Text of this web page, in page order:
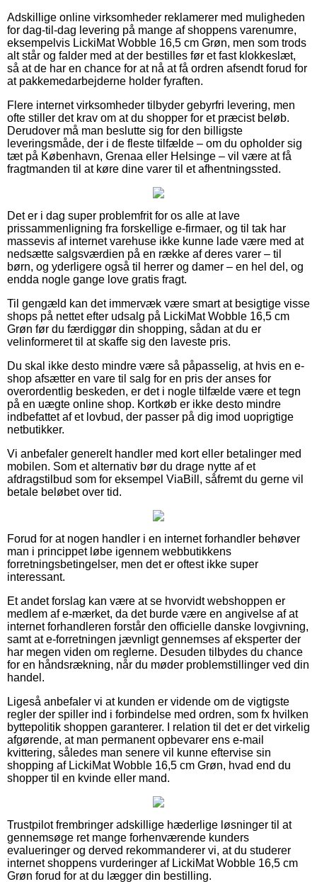
Adskillige online virksomheder reklamerer med muligheden
for dag-til-dag levering på mange af shoppens varenumre,
eksempelvis LickiMat Wobble 16,5 cm Grøn, men som trods
alt står og falder med at der bestilles før et fast klokkeslæt,
så at de har en chance for at nå at få ordren afsendt forud for
at pakkemedarbejderne holder fyraften.
Flere internet virksomheder tilbyder gebyrfri levering, men
ofte stiller det krav om at du shopper for et præcist beløb.
Derudover må man beslutte sig for den billigste
leveringsmåde, der i de fleste tilfælde – om du opholder sig
tæt på København, Grenaa eller Helsinge – vil være at få
fragtmanden til at køre dine varer til et afhentningssted.
Det er i dag super problemfrit for os alle at lave
prissammenligning fra forskellige e-firmaer, og til tak har
massevis af internet varehuse ikke kunne lade være med at
nedsætte salgsværdien på en række af deres varer – til
børn, og yderligere også til herrer og damer – en hel del, og
endda nogle gange love gratis fragt.
Til gengæld kan det immervæk være smart at besigtige visse
shops på nettet efter udsalg på LickiMat Wobble 16,5 cm
Grøn før du færdiggør din shopping, sådan at du er
velinformeret til at skaffe sig den laveste pris.
Du skal ikke desto mindre være så påpasselig, at hvis en e-
shop afsætter en vare til salg for en pris der anses for
overordentlig beskeden, er det i nogle tilfælde være et tegn
på en uægte online shop. Kortkøb er ikke desto mindre
indbefattet af et lovbud, der passer på dig imod uoprigtige
netbutikker.
Vi anbefaler generelt handler med kort eller betalinger med
mobilen. Som et alternativ bør du drage nytte af et
afdragstilbud som for eksempel ViaBill, såfremt du gerne vil
betale beløbet over tid.
Forud for at nogen handler i en internet forhandler behøver
man i princippet løbe igennem webbutikkens
forretningsbetingelser, men det er oftest ikke super
interessant.
Et andet forslag kan være at se hvorvidt webshoppen er
medlem af e-mærket, da det burde være en angivelse af at
internet forhandleren forstår den officielle danske lovgivning,
samt at e-forretningen jævnligt gennemses af eksperter der
har megen viden om reglerne. Desuden tilbydes du chance
for en håndsrækning, når du møder problemstillinger ved din
handel.
Ligeså anbefaler vi at kunden er vidende om de vigtigste
regler der spiller ind i forbindelse med ordren, som fx hvilken
byttepolitik shoppen garanterer. I relation til det er det virkelig
afgørende, at man permanent opbevarer ens e-mail
kvittering, således man senere vil kunne eftervise sin
shopping af LickiMat Wobble 16,5 cm Grøn, hvad end du
shopper til en kvinde eller mand.
Trustpilot frembringer adskillige hæderlige løsninger til at
gennemsøge ret mange forhenværende kunders
evalueringer og derved rekommanderer vi, at du studerer
internet shoppens vurderinger af LickiMat Wobble 16,5 cm
Grøn forud for at du lægger din bestilling.